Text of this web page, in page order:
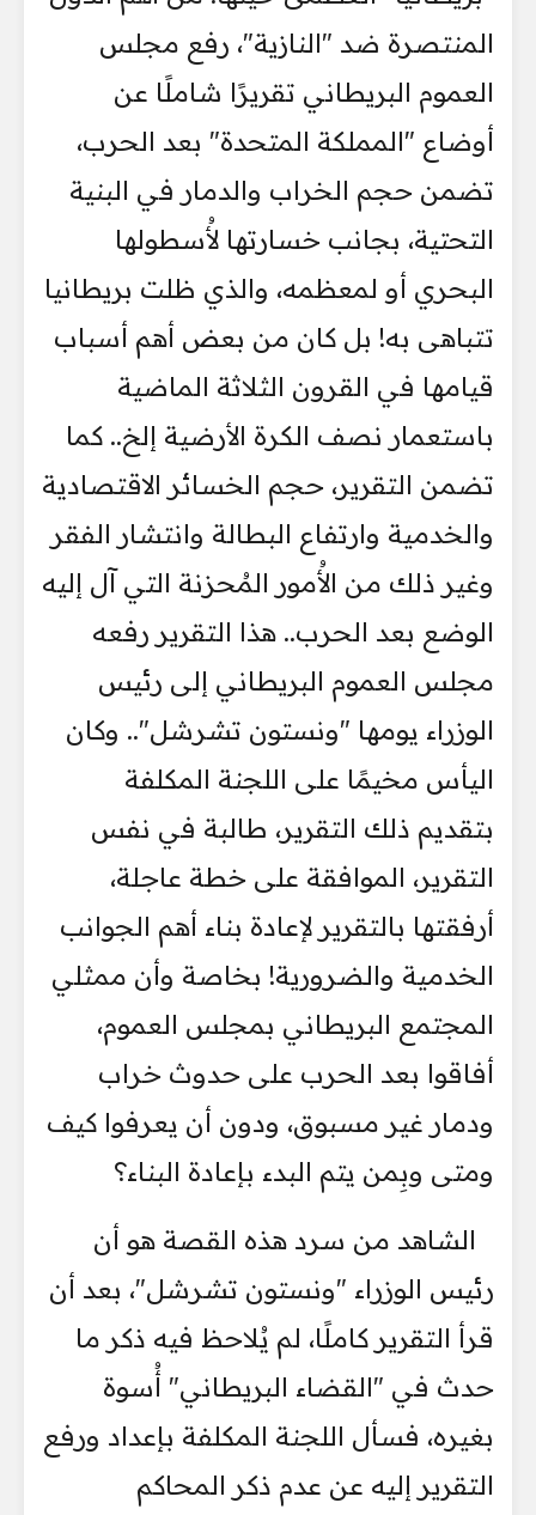
المنتصرة ضد "النازية"، رفع مجلس
العموم البريطاني تقريرًا شاملًا عن
أوضاع "المملكة المتحدة" بعد الحرب،
تضمن حجم الخراب والدمار في البنية
التحتية، بجانب خسارتها لأُسطولها
البحري أو لمعظمه، والذي ظلت بريطانيا
تتباهى به! بل كان من بعض أهم أسباب
قيامها في القرون الثلاثة الماضية
باستعمار نصف الكرة الأرضية إلخ.. كما
تضمن التقرير، حجم الخسائر الاقتصادية
والخدمية وارتفاع البطالة وانتشار الفقر
وغير ذلك من الأُمور المُحزنة التي آل إليه
الوضع بعد الحرب.. هذا التقرير رفعه
مجلس العموم البريطاني إلى رئيس
الوزراء يومها "ونستون تشرشل".. وكان
اليأس مخيمًا على اللجنة المكلفة
بتقديم ذلك التقرير، طالبة في نفس
التقرير، الموافقة على خطة عاجلة،
أرفقتها بالتقرير لإعادة بناء أهم الجوانب
الخدمية والضرورية! بخاصة وأن ممثلي
المجتمع البريطاني بمجلس العموم،
أفاقوا بعد الحرب على حدوث خراب
ودمار غير مسبوق، ودون أن يعرفوا كيف
ومتى وبِمن يتم البدء بإعادة البناء؟
​الشاهد من سرد هذه القصة هو أن
رئيس الوزراء "ونستون تشرشل"، بعد أن
قرأ التقرير كاملًا، لم يُلاحظ فيه ذكر ما
حدث في "القضاء البريطاني" أُسوة
بغيره، فسأل اللجنة المكلفة بإعداد ورفع
التقرير إليه عن عدم ذكر المحاكم